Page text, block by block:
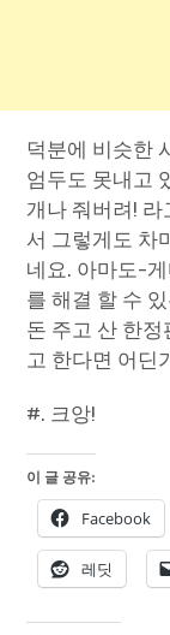
덕분에 비슷한
엄두도 못내고
개나 줘버려! 라
서 그렇게도 차
네요. 아마도-
를 해결 할 수
돈 주고 산 한
고 한다면 어딘
#. 크앙!
이 글 공유:
Facebook
레딧